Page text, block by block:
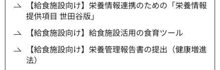
【給食施設向け】栄養情報連携のための「栄養情報
提供項目 世田谷版」
【給食施設向け】給食施設活用の食育ツール
【給食施設向け】栄養管理報告書の提出（健康増進
法）